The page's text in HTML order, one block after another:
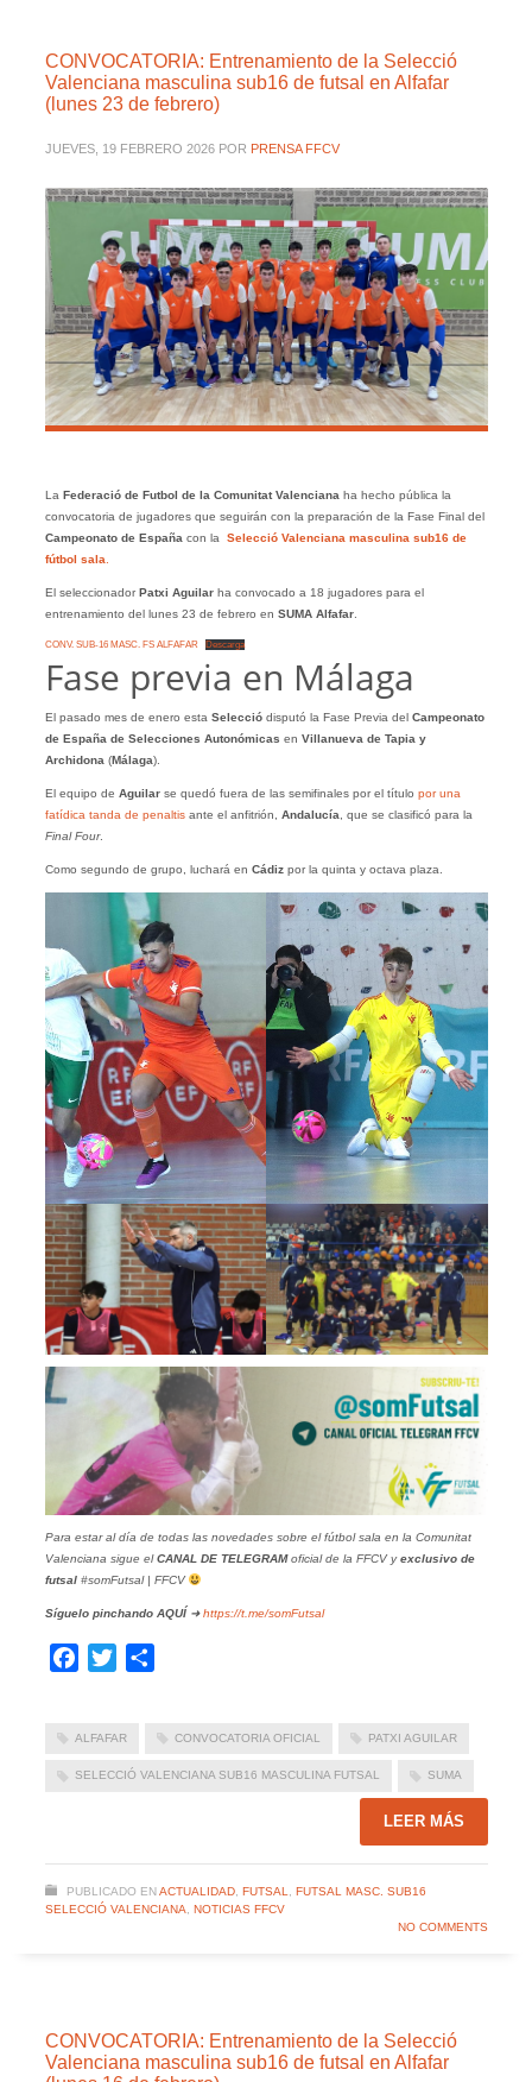
CONVOCATORIA: Entrenamiento de la Selecció
Valenciana masculina sub16 de futsal en Alfafar
(lunes 23 de febrero)
JUEVES, 19 FEBRERO 2026 POR PRENSA FFCV
La Federació de Futbol de la Comunitat Valenciana ha hecho pública la
convocatoria de jugadores que seguirán con la preparación de la Fase Final del
Campeonato de España con la Selecció Valenciana masculina sub16 de
fútbol sala
El seleccionadorPatxi Aguilarha convocado a 18 jugadores para el
entrenamiento del lunes 23 de febrero en SUMA Alfafar.
CONV. SUB-16 MASC. FS ALFAFAR Descarga
Fase previa en Málaga
El pasado mes de enero esta Selecciódisputó la Fase Previa del Campeonato
de España de Selecciones Autonómicas en Villanueva de Tapia y
Archidona (Málaga).
El equipo de Aguilarse quedó fuera de las semifinales por el título por una
fatídica tanda de penaltisante el anfitrión, Andalucía , que se clasificó para la
Final Four.
Como segundo de grupo, luchará en Cádizpor la quinta y octava plaza.
Para estar al día de todas las novedades sobre el fútbol sala en la Comunitat
Valenciana sigue elCANAL DE TELEGRAMoficial de la FFCV yexclusivo de
futsal#somFutsal | FFCV
Síguelo pinchando AQUÍ➜https://t.me/somFutsal
Facebook
Twitter
ALFAFAR CONVOCATORIA OFICIAL PATXI AGUILAR
SELECCIÓ VALENCIANA SUB16 MASCULINA FUTSAL SUMA
LEER MÁS
PUBLICADO EN ACTUALIDAD, FUTSAL
FUTSAL MASC. SUB16
SELECCIÓ VALENCIANA
NOTICIAS FFCV
NO COMMENTS
CONVOCATORIA: Entrenamiento de la Selecció
Valenciana masculina sub16 de futsal en Alfafar